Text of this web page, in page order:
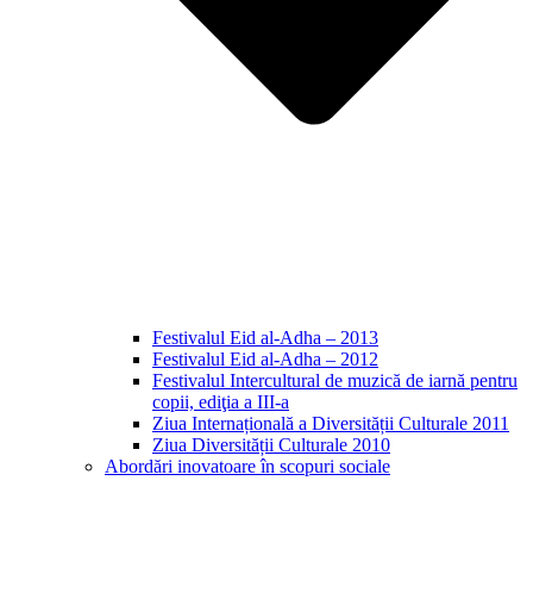
Festivalul Eid al-Adha – 2013
Festivalul Eid al-Adha – 2012
Festivalul Intercultural de muzică de iarnă pentru
copii, ediţia a III-a
Ziua Internațională a Diversității Culturale 2011
Ziua Diversității Culturale 2010
Abordări inovatoare în scopuri sociale